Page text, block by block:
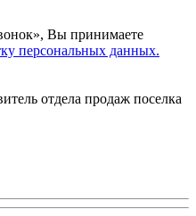
Вы принимаете
персональных данных.
отдела продаж поселка